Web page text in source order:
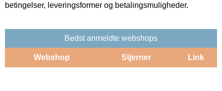
betingelser, leveringsformer og betalingsmuligheder.
Bedst anmeldte webshops
Webshop Stjerner Link